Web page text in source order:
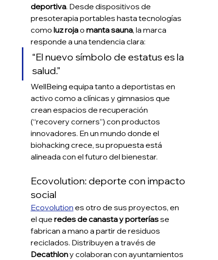
deportiva. Desde dispositivos de
presoterapia portables hasta tecnologías
como luz roja o manta sauna, la marca
responde a una tendencia clara:
“El nuevo símbolo de estatus es la
salud.”
WellBeing equipa tanto a deportistas en
activo como a clínicas y gimnasios que
crean espacios de recuperación
(“recovery corners”) con productos
innovadores. En un mundo donde el
biohacking crece, su propuesta está
alineada con el futuro del bienestar.
Ecovolution: deporte con impacto
social
Ecovolution es otro de sus proyectos, en
el que redes de canasta y porterías se
fabrican a mano a partir de residuos
reciclados. Distribuyen a través de
Decathlon y colaboran con ayuntamientos